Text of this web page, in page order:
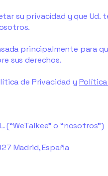
su privacidad y que
principalmente para
sus derechos.
de Privacidad y Política
(“WeTalkee” o “nosotros”)
Madrid, España